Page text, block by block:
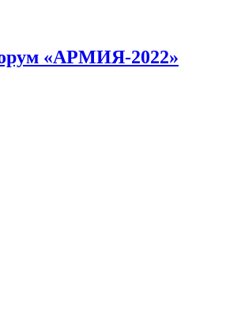
«АРМИЯ-2022»